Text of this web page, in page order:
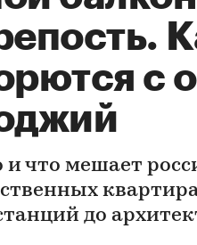
с
и что мешает
до